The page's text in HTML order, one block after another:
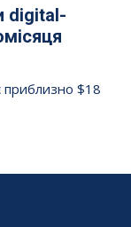
digital-
приблизно $18